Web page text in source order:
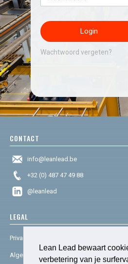
Lean Lead bewaart
verbetering van je
Wachtwoord vergeten?
CONTACT
info@leanlead.be
+32 (0) 487 47 49 88
@leanlead
LEGAL
Privacy & cookies
Algemene voorwaarden